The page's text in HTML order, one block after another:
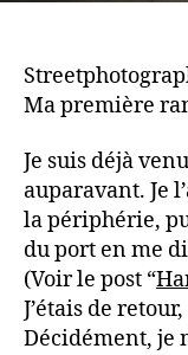
Ma première
Je suis déjà
auparavant. Je
la périphérie,
du port en me
(Voir le post “
J’étais de
Décidément, je